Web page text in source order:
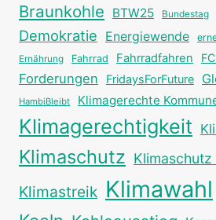
Braunkohle BTW25 Bundestag
Demokratie Energiewende
Ernährung Fahrrad Fahrradfahren
Forderungen FridaysForFuture
HambiBleibt Klimagerechte
Klimagerechtigkeit
Klimaschutz Klimaschutz
Klimastreik Klimawahl